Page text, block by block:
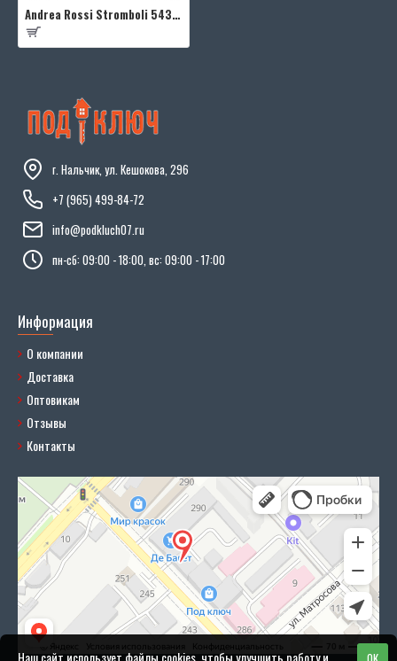
Andrea Rossi Stromboli 54344-2
г. Нальчик, ул. Кешокова, 296
+7 (965) 499-84-72
info@podkluch07.ru
пн-сб: 09:00 - 18:00, вс: 09:00 - 17:00
Информация
О компании
Доставка
Оптовикам
Отзывы
Контакты
Наш сайт использует файлы cookies, чтобы улучшить работу и